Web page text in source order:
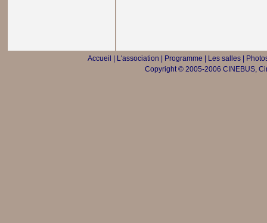
Accueil L'association Programme Les salles|
Copyright © 2005-2006 CINEBUS,